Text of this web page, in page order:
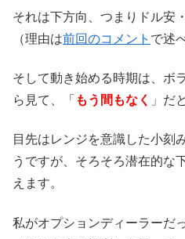
それは下方向、つまりドル安
（理由は前回のコメント で述
そして動き始める時期は、ボ
ら見て、「 もう間もなく 」だ
目先はレンジを意識した小刻
うですが、そろそろ潜在的な
えます。
私がオプションディーラーだ